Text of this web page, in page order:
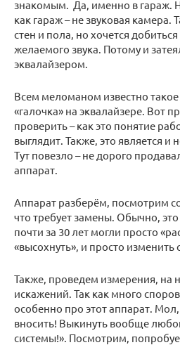
знакомым. Да, именно в гараж.
как гараж – не звуковая камера.
стен и пола, но хочется
желаемого звука. Потому и
эквалайзером.
Всем меломаном известно такое
«галочка» на эквалайзере. Вот
проверить – как это понятие
выглядит. Также, это является
Тут повезло – не дорого
аппарат.
Аппарат разберём, посмотрим
что требует замены. Обычно,
почти за 30 лет могли просто
«высохнуть», и просто изменить
Также, проведем измерения, на
искажений. Так как много споров
особенно про этот аппарат.
вносить! Выкинуть вообще
системы!». Посмотрим,